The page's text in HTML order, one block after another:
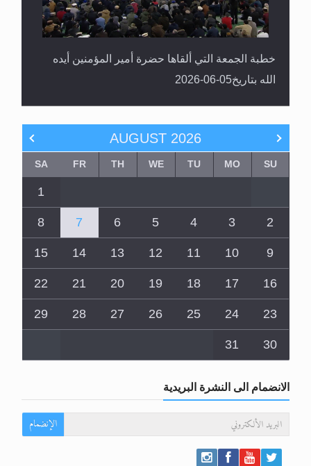
خطبة الجمعة التي ألقاها حضرة أمير المؤمنين أيده
الله بتاريخ05-06-2026
AUGUST 2026
SA
1
2
3
4
5
6
7
8
9
10
11
12
13
14
15
16
17
18
19
20
21
22
23
24
الانضمام الى النشرة البريدية